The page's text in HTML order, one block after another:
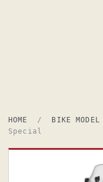
HOME / BIKE MODEL
Special